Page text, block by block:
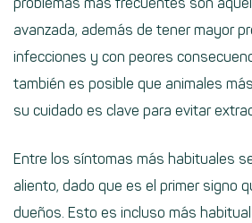
avanzada, además de tener mayor
infecciones y con peores
también es posible que animales
su cuidado es clave para evitar
Entre los síntomas más habituales
aliento, dado que es el primer signo
dueños. Esto es incluso más